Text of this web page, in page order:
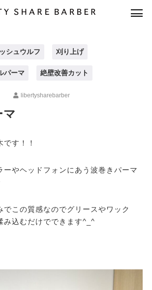
シュウルフ 刈り上げ
パーマ 絶壁改善カット
libertysharebarber
です！！
ーやヘッドフォンにあう波巻きパーマ
でこの質感なのでグリースやワック
み込むだけでできます^_^